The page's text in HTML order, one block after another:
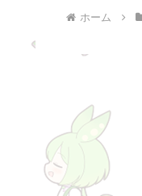
ホーム